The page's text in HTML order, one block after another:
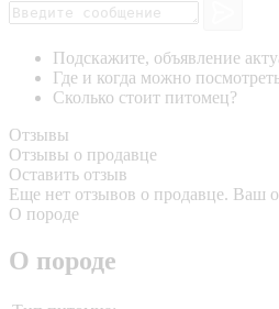
Подскажите, объявление
Где и когда можно
Сколько стоит питомец?
Отзывы
Отзывы о продавце
Оставить отзыв
Еще нет отзывов о продавце. Ваш
О породе
О породе